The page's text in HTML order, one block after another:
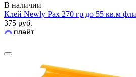
В наличии
Клей Newly Pax 270 гр до 55 кв.м
375 руб.